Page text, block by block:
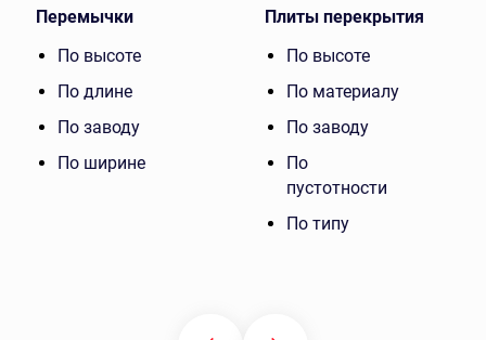
Перемычки
По высоте
По длине
По заводу
По ширине
Плиты перекрытия
По высоте
По материалу
По заводу
По
пустотности
По типу